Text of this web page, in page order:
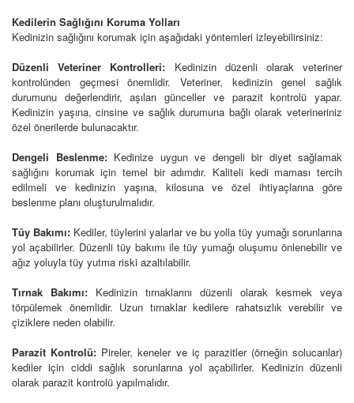
Kedilerin Sağlığını Koruma Yolları
Kedinizin sağlığını korumak için aşağıdaki yöntemleri izleyebilirsiniz:
Düzenli Veteriner Kontrolleri: Kedinizin düzenli olarak veteriner
kontrolünden geçmesi önemlidir. Veteriner, kedinizin genel sağlık
durumunu değerlendirir, aşıları günceller ve parazit kontrolü yapar.
Kedinizin yaşına, cinsine ve sağlık durumuna bağlı olarak veterineriniz
özel önerilerde bulunacaktır.
Dengeli Beslenme:Kedinize uygun ve dengeli bir diyet sağlamak
sağlığını korumak için temel bir adımdır. Kaliteli kedi maması tercih
edilmeli ve kedinizin yaşına, kilosuna ve özel ihtiyaçlarına göre
beslenme planı oluşturulmalıdır.
Tüy Bakımı: Kediler, tüylerini yalarlar ve bu yolla tüy yumağı sorunlarına
yol açabilirler. Düzenli tüy bakımı ile tüy yumağı oluşumu önlenebilir ve
ağız yoluyla tüy yutma riski azaltılabilir.
Tırnak Bakımı: Kedinizin tırnaklarını düzenli olarak kesmek veya
törpülemek önemlidir. Uzun tırnaklar kedilere rahatsızlık verebilir ve
çiziklere neden olabilir.
Parazit Kontrolü: Pireler, keneler ve iç parazitler (örneğin solucanlar)
kediler için ciddi sağlık sorunlarına yol açabilirler. Kedinizin düzenli
olarak parazit kontrolü yapılmalıdır.